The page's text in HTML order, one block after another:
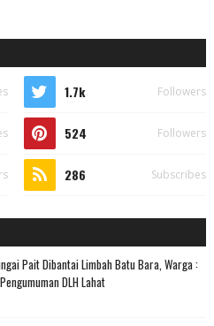
1.7k Followers
524 Followers
286 Subscribes
Pait Dibantai Limbah Batu Bara, Warga :
DLH Lahat